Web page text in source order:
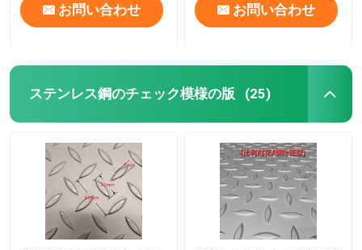
お問い合わせ お問い合わせ
ステンレス鋼のチェック模様の版 (25)